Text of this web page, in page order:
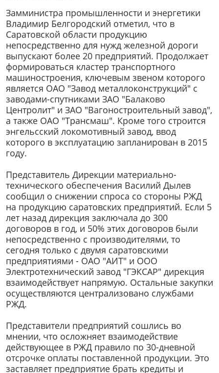
Замминистра промышленности и энергетики
Владимир Белгородский отметил, что в
Саратовской области продукцию
непосредственно для нужд железной дороги
выпускают более 20 предприятий. Продолжает
формироваться кластер транспортного
машиностроения, ключевым звеном которого
является ОАО "Завод металлоконструкций" с
заводами-спутниками ЗАО "Балаково
Центролит" и ЗАО "Вагоностроительный завод",
а также ОАО "Трансмаш". Кроме того строится
энгельсский локомотивный завод, ввод
которого в эксплуатацию запланирован в 2015
году.
Представитель Дирекции материально-
технического обеспечения Василий Дылев
сообщил о снижении спроса со стороны РЖД
на продукцию саратовских предприятий. Если 5
лет назад дирекция заключала до 300
договоров в год, и 50% этих договоров были
непосредственно с производителями, то
сегодня только с двумя саратовскими
предприятиями - ОАО "АИТ" и ООО
Электротехнический завод "ГЭКСАР" дирекция
взаимодействует напрямую. Остальные закупки
осуществляются централизовано службами
РЖД.
Представители предприятий сошлись во
мнении, что осложняет взаимодействие
действующее в РЖД правило по 30-дневной
отсрочке оплаты поставленной продукции. Это
заставляет предприятие брать кредиты и